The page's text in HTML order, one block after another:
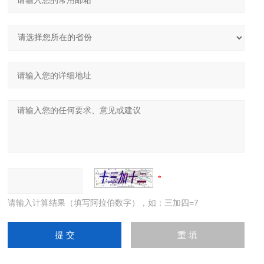
请输入计算结果（填写阿拉伯数字），如：三加四=7